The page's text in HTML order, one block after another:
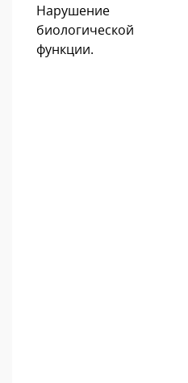
Нарушение
биологической
функции.